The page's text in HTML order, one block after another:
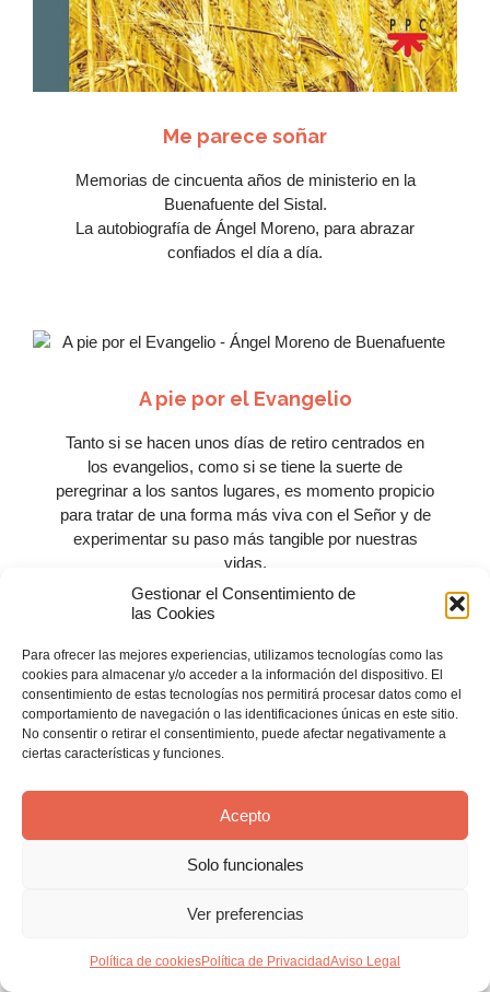
Gestionar el Consentimiento de
las Cookies
Para ofrecer las mejores experiencias, utilizamos tecnologías como las
cookies para almacenar y/o acceder a la información del dispositivo. El
consentimiento de estas tecnologías nos permitirá procesar datos como el
comportamiento de navegación o las identificaciones únicas en este sitio.
No consentir o retirar el consentimiento, puede afectar negativamente a
ciertas características y funciones.
Acepto
Solo funcionales
Ver preferencias
Política de cookiesPolítica de PrivacidadAviso Legal
Me parece soñar
Memorias de cincuenta años de ministerio en la
Buenafuente del Sistal.
La autobiografía de Ángel Moreno, para abrazar
confiados el día a día.
A pie por el Evangelio
Tanto si se hacen unos días de retiro centrados en
los evangelios, como si se tiene la suerte de
peregrinar a los santos lugares, es momento propicio
para tratar de una forma más viva con el Señor y de
experimentar su paso más tangible por nuestras
vidas.
Ver Más
Me
encanta